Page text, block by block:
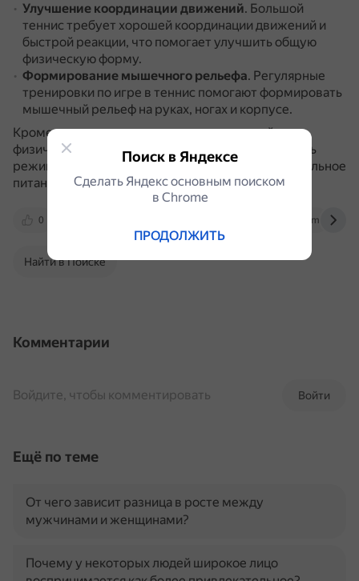
Улучшение координации движений. Большой
теннис требует хорошей координации движений и
быстрой реакции, что помогает улучшить общую
физическую форму.
Формирование мышечного рельефа. Регулярные
тренировки по игре в теннис помогают формировать
мышечный рельеф на руках, ногах и корпусе.
Кроме того, для поддержания оптимальной
физической формы теннисистам важно соблюдать
режим дня, включающий полноценный сон, правильное
питание и регулярные тренировки.
0 www.championat.com
Найти в Поиске
Комментарии
Войти
Войдите, чтобы комментировать
Ещё по теме
От чего зависит разница в росте между
мужчинами и женщинами?
Почему у некоторых людей широкое лицо
Поиск в Яндексе
Сделать Яндекс основным поиском
в Сhrome
ПРОДОЛЖИТЬ